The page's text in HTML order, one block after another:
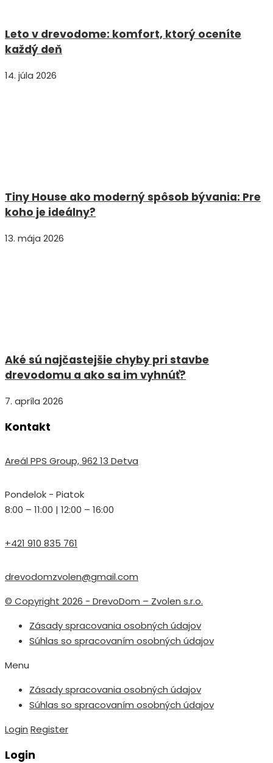
Leto v drevodome: komfort, ktorý oceníte
každý deň
14. júla 2026
Tiny House ako moderný spôsob bývania: Pre
koho je ideálny?
13. mája 2026
Aké sú najčastejšie chyby pri stavbe
drevodomu a ako sa im vyhnúť?
7. apríla 2026
Kontakt
Areál PPS Group, 962 13 Detva
Pondelok - Piatok
8:00 – 11:00 | 12:00 – 16:00
+421 910 835 761
drevodomzvolen@gmail.com
© Copyright 2026 - DrevoDom – Zvolen s.r.o.
Zásady spracovania osobných údajov
Súhlas so spracovaním osobných údajov
Menu
Zásady spracovania osobných údajov
Súhlas so spracovaním osobných údajov
Login Register
Login